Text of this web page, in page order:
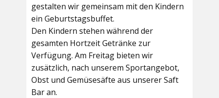
gestalten wir gemeinsam mit den Kindern
ein Geburtstagsbuffet.
Den Kindern stehen während der
gesamten Hortzeit Getränke zur
Verfügung. Am Freitag bieten wir
zusätzlich, nach unserem Sportangebot,
Obst und Gemüsesäfte aus unserer Saft
Bar an.